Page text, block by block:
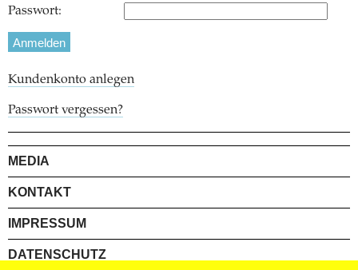
Passwort:
Kundenkonto anlegen
Passwort vergessen?
MEDIA
KONTAKT
IMPRESSUM
DATENSCHUTZ